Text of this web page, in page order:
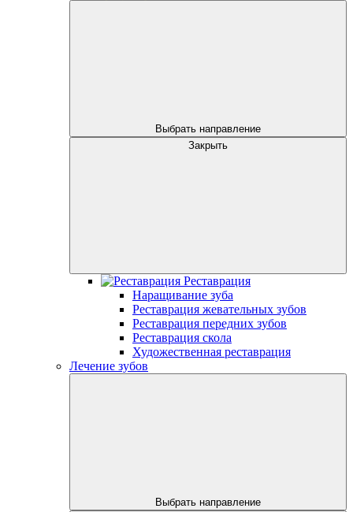
Выбрать направление
Закрыть
Реставрация
Наращивание зуба
Реставрация жевательных зубов
Реставрация передних зубов
Реставрация скола
Художественная реставрация
Лечение зубов
Выбрать направление